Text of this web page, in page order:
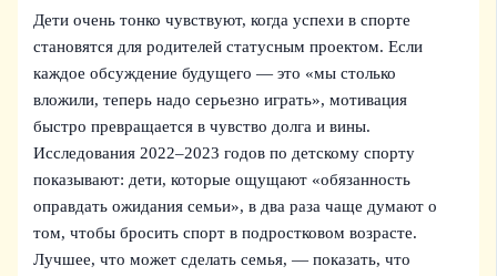
Дети очень тонко чувствуют, когда успехи в спорте
становятся для родителей статусным проектом. Если
каждое обсуждение будущего — это «мы столько
вложили, теперь надо серьезно играть», мотивация
быстро превращается в чувство долга и вины.
Исследования 2022–2023 годов по детскому спорту
показывают: дети, которые ощущают «обязанность
оправдать ожидания семьи», в два раза чаще думают о
том, чтобы бросить спорт в подростковом возрасте.
Лучшее, что может сделать семья, — показать, что